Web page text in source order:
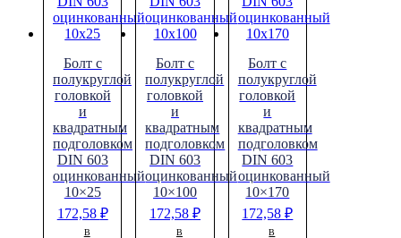
Болт с
полукруглой
головкой
и
квадратным
подголовком
DIN 603
оцинкованный
10×25
172,58 ₽
В
Болт с
полукруглой
головкой
и
квадратным
подголовком
DIN 603
оцинкованный
10×100
172,58₽
В
Болт с
полукруглой
головкой
и
квадратным
подголовком
DIN 603
оцинкованный
10×170
172,58₽
В